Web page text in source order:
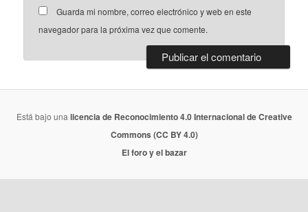
Guarda mi nombre, correo electrónico y web en este
navegador para la próxima vez que comente.
Está bajo una licencia de Reconocimiento 4.0 Internacional de Creative
Commons (CC BY 4.0)
El foro y el bazar